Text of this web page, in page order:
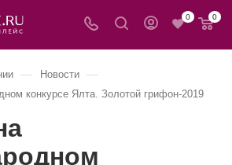
0 0
— Новости —
конкурсе Ялта. Золотой грифон-2019